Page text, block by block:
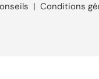
| Conditions